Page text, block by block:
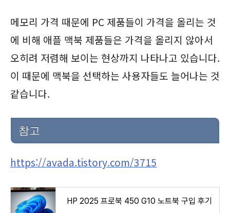
메모리 가격 때문에 PC 제품들이 가격을 올리는 것
에 비해 애플 맥북 제품들은 가격을 올리지 않아서
오히려 저렴해 보이는 현상까지 나타나고 있습니다.
이 때문에 맥북을 선택하는 사용자들도 늘어나는 것
같습니다.
참고
https://avada.tistory.com/3715
HP 2025 프로북 450 G10 노트북 구입 후기